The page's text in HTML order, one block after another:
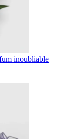
inoubliable